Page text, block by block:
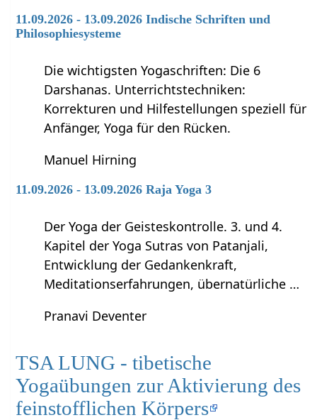
11.09.2026 - 13.09.2026 Indische Schriften und
Philosophiesysteme
Die wichtigsten Yogaschriften: Die 6
Darshanas. Unterrichtstechniken:
Korrekturen und Hilfestellungen speziell für
Anfänger, Yoga für den Rücken.
Manuel Hirning
11.09.2026 - 13.09.2026 Raja Yoga 3
Der Yoga der Geisteskontrolle. 3. und 4.
Kapitel der Yoga Sutras von Patanjali,
Entwicklung der Gedankenkraft,
Meditationserfahrungen, übernatürliche …
Pranavi Deventer
TSA LUNG - tibetische
Yogaübungen zur Aktivierung des
feinstofflichen Körpers